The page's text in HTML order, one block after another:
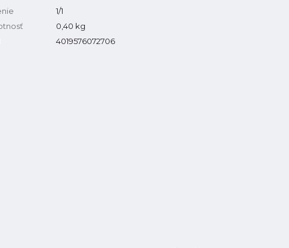
1/1
0,40 kg
4019576072706